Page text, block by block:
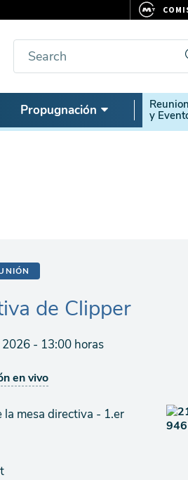
Buscar
Propugnación
Nav
y
de Clipper
- 13:00 horas
en vivo
la mesa directiva - 1.er